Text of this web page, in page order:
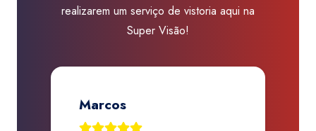
realizarem um serviço de vistoria aqui na
Super Visão!
Jose Renato A. Martins